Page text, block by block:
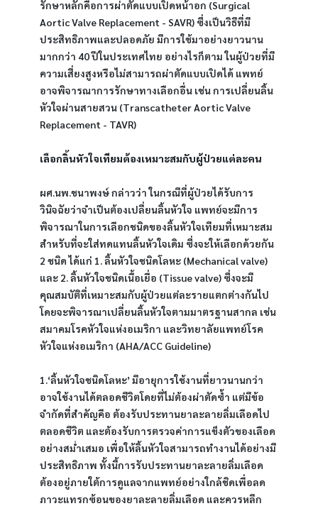
รักษาหลักคือการผ่าตัดแบบเปิดหน้าอก (Surgical
Aortic Valve Replacement - SAVR) ซึ่งเป็นวิธีที่มี
ประสิทธิภาพและปลอดภัย มีการใช้มาอย่างยาวนาน
มากกว่า 40 ปีในประเทศไทย อย่างไรก็ตาม ในผู้ป่วยที่มี
ความเสี่ยงสูงหรือไม่สามารถผ่าตัดแบบเปิดได้ แพทย์
อาจพิจารณาการรักษาทางเลือกอื่น เช่น การเปลี่ยนลิ้น
หัวใจผ่านสายสวน (Transcatheter Aortic Valve
Replacement - TAVR)
เลือกลิ้นหัวใจเทียมต้องเหมาะสมกับผู้ป่วยแต่ละคน
ผศ.นพ.ชนาพงษ์ กล่าวว่า ในกรณีที่ผู้ป่วยได้รับการ
วินิจฉัยว่าจำเป็นต้องเปลี่ยนลิ้นหัวใจ แพทย์จะมีการ
พิจารณาในการเลือกชนิดของลิ้นหัวใจเทียมที่เหมาะสม
สำหรับที่จะใส่ทดแทนลิ้นหัวใจเดิม ซึ่งจะให้เลือกด้วยกัน
2 ชนิด ได้แก่ 1. ลิ้นหัวใจชนิดโลหะ (Mechanical valve)
และ 2. ลิ้นหัวใจชนิดเนื้อเยื่อ (Tissue valve) ซึ่งจะมี
คุณสมบัติที่เหมาะสมกับผู้ป่วยแต่ละรายแตกต่างกันไป
โดยจะพิจารณาเปลี่ยนลิ้นหัวใจตามมาตรฐานสากล เช่น
สมาคมโรคหัวใจแห่งอเมริกา และวิทยาลัยแพทย์โรค
หัวใจแห่งอเมริกา (AHA/ACC Guideline)
1.‘ลิ้นหัวใจชนิดโลหะ’ มีอายุการใช้งานที่ยาวนานกว่า
อาจใช้งานได้ตลอดชีวิตโดยที่ไม่ต้องผ่าตัดซ้ำ แต่มีข้อ
จำกัดที่สำคัญคือ ต้องรับประทานยาละลายลิ่มเลือดไป
ตลอดชีวิต และต้องรับการตรวจค่าการแข็งตัวของเลือด
อย่างสม่ำเสมอ เพื่อให้ลิ้นหัวใจสามารถทำงานได้อย่างมี
ประสิทธิภาพ ทั้งนี้การรับประทานยาละลายลิ่มเลือด
ต้องอยู่ภายใต้การดูแลจากแพทย์อย่างใกล้ชิดเพื่อลด
ภาวะแทรกซ้อนของยาละลายลิ่มเลือด และควรหลีก